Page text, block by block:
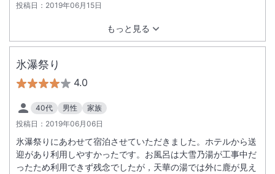
投稿日： 2019年06月15日
もっと見る
氷瀑祭り
4.0
40代 男性
家族
投稿日： 2019年06月06日
氷瀑祭りにあわせて宿泊させていただきました。ホテルから送
迎があり利用しやすかったです。お風呂は大雪乃湯が工事中だ
ったため利用できず残念でしたが，天華の湯では外に鹿が見え